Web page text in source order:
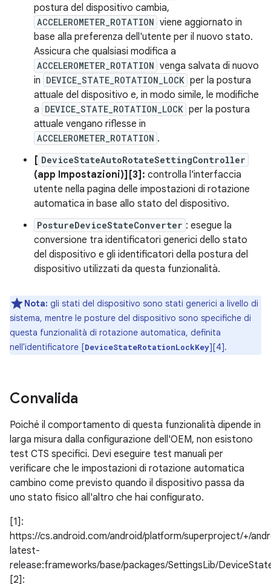
postura del dispositivo cambia,
ACCELEROMETER_ROTATION viene aggiornato in
base alla preferenza dell'utente per il nuovo stato.
Assicura che qualsiasi modifica a
ACCELEROMETER_ROTATION venga salvata di nuovo
in DEVICE_STATE_ROTATION_LOCK per la postura
attuale del dispositivo e, in modo simile, le modifiche
a DEVICE_STATE_ROTATION_LOCK per la postura
attuale vengano riflesse in
ACCELEROMETER_ROTATION .
[ DeviceStateAutoRotateSettingController
(app Impostazioni)][3]: controlla l'interfaccia
utente nella pagina delle impostazioni di rotazione
automatica in base allo stato del dispositivo.
PostureDeviceStateConverter : esegue la
conversione tra identificatori generici dello stato
del dispositivo e gli identificatori della postura del
dispositivo utilizzati da questa funzionalità.
Nota: gli stati del dispositivo sono stati generici a livello di
sistema, mentre le posture del dispositivo sono specifiche di
questa funzionalità di rotazione automatica, definita
nell'identificatore [DeviceStateRotationLockKey][4].
Convalida
Poiché il comportamento di questa funzionalità dipende in
larga misura dalla configurazione dell'OEM, non esistono
test CTS specifici. Devi eseguire test manuali per
verificare che le impostazioni di rotazione automatica
cambino come previsto quando il dispositivo passa da
uno stato fisico all'altro che hai configurato.
[1]:
https://cs.android.com/android/platform/superproject/+/
latest-
release:frameworks/base/packages/SettingsLib/
[2]: